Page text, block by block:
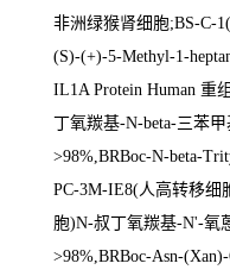
非洲绿猴肾细胞;BS-C-
(S)-(+)-5-Methyl-1-
IL1A Protein Human 重
丁氧羰基-N-beta-三苯甲
>98%,BRBoc-N-beta-
PC-3M-IE8(人高转移细
胞)N-叔丁氧羰基-N'-氧
>98%,BRBoc-Asn-